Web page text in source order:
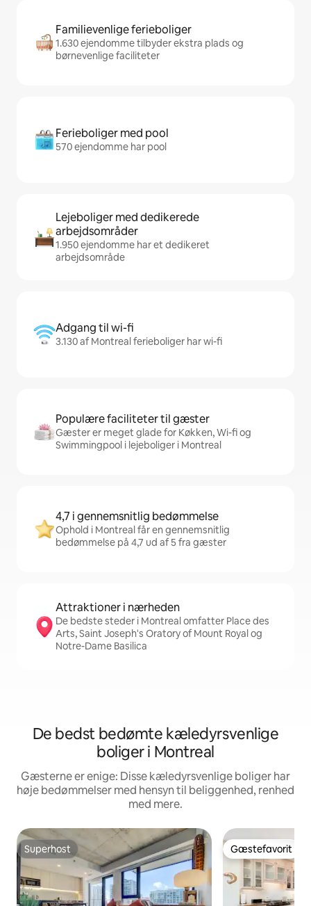
Familievenlige ferieboliger
1.630 ejendomme tilbyder ekstra plads og
børnevenlige faciliteter
Ferieboliger med pool
570 ejendomme har pool
Lejeboliger med dedikerede
arbejdsområder
1.950 ejendomme har et dedikeret
arbejdsområde
Adgang til wi-fi
3.130 af Montreal ferieboliger har wi-fi
Populære faciliteter til gæster
Gæster er meget glade for Køkken, Wi-fi og
Swimmingpool i lejeboliger i Montreal
4,7 i gennemsnitlig bedømmelse
Ophold i Montreal får en gennemsnitlig
bedømmelse på 4,7 ud af 5 fra gæster
Attraktioner i nærheden
De bedste steder i Montreal omfatter Place des
Arts, Saint Joseph's Oratory of Mount Royal og
Notre-Dame Basilica
De bedst bedømte kæledyrsvenlige
boliger i Montreal
Gæsterne er enige: Disse kæledyrsvenlige boliger har
høje bedømmelser med hensyn til beliggenhed, renhed
med mere.
Superhost
Superhost Gæstefavorit
Gæstefavorit